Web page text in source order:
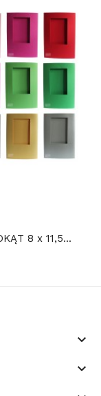
8 x 11,5...
keyboard_arrow_down
keyboard_arrow_down